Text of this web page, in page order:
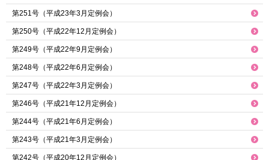
第251号（平成23年3月定例会）
第250号（平成22年12月定例会）
第249号（平成22年9月定例会）
第248号（平成22年6月定例会）
第247号（平成22年3月定例会）
第246号（平成21年12月定例会）
第244号（平成21年6月定例会）
第243号（平成21年3月定例会）
第242号（平成20年12月定例会）